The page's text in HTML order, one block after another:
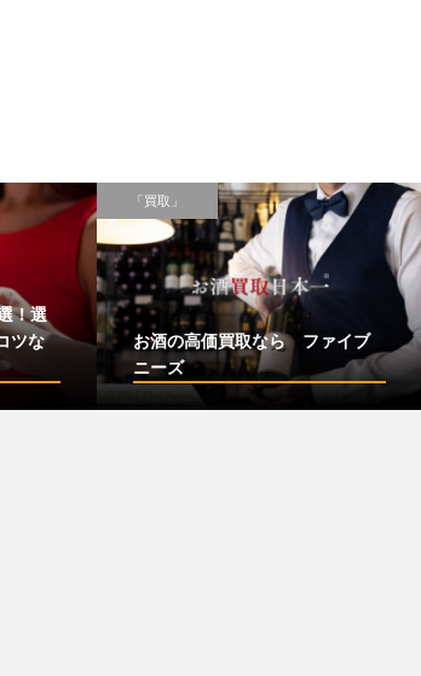
！選
ツな
「買取」
お酒の高価買取なら ファイブ
ニーズ